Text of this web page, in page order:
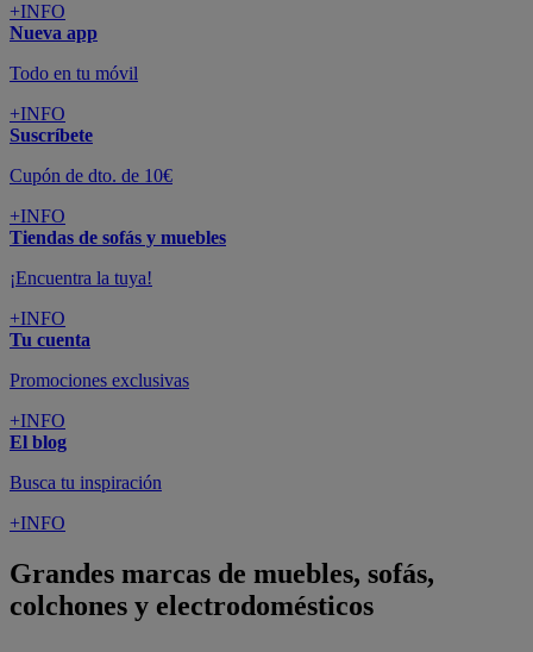
+INFO
Nueva app
Todo en tu móvil
+INFO
Suscríbete
Cupón de dto. de 10€
+INFO
Tiendas de sofás y muebles
¡Encuentra la tuya!
+INFO
Tu cuenta
Promociones exclusivas
+INFO
El blog
Busca tu inspiración
+INFO
Grandes marcas de muebles, sofás,
colchones y electrodomésticos